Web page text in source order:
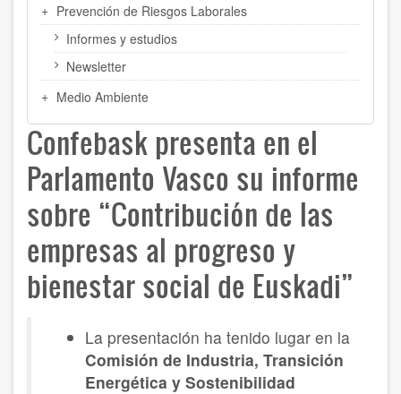
Prevención de Riesgos Laborales
Informes y estudios
Newsletter
Medio Ambiente
Confebask presenta en el
Parlamento Vasco su informe
sobre “Contribución de las
empresas al progreso y
bienestar social de Euskadi”
La presentación ha tenido lugar en la
Comisión de Industria, Transición
Energética y Sostenibilidad